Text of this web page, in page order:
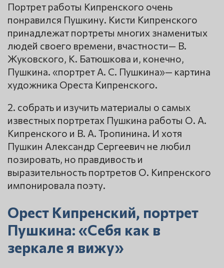
Портрет работы Кипренского очень
понравился Пушкину. Кисти Кипренского
принадлежат портреты многих знаменитых
людей своего времени, вчастности— В.
Жуковского, К. Батюшкова и, конечно,
Пушкина. «портрет А. С. Пушкина»— картина
художника Ореста Кипренского.
2. собрать и изучить материалы о самых
известных портретах Пушкина работы О. А.
Кипренского и В. А. Тропинина. И хотя
Пушкин Александр Сергеевич не любил
позировать, но правдивость и
выразительность портретов О. Кипренского
импонировала поэту.
Орест Кипренский, портрет
Пушкина: «Себя как в
зеркале я вижу»